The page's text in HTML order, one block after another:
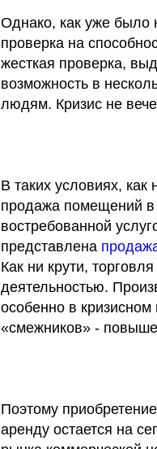
Однако, как уже было
проверка на
жесткая проверка,
возможность в
людям. Кризис не
В таких условиях,
продажа помещений в
востребованной
представлена
Как ни крути,
деятельностью.
особенно в
«смежников» -
Поэтому
аренду остается на